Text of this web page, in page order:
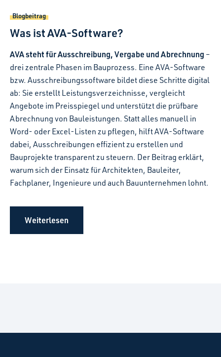
Blogbeitrag
Was ist AVA-Software?
AVA steht für Ausschreibung, Vergabe und Abrechnung –
drei zentrale Phasen im Bauprozess. Eine AVA-Software
bzw. Ausschreibungssoftware bildet diese Schritte digital
ab: Sie erstellt Leistungsverzeichnisse, vergleicht
Angebote im Preisspiegel und unterstützt die prüfbare
Abrechnung von Bauleistungen. Statt alles manuell in
Word- oder Excel-Listen zu pflegen, hilft AVA-Software
dabei, Ausschreibungen effizient zu erstellen und
Bauprojekte transparent zu steuern. Der Beitrag erklärt,
warum sich der Einsatz für Architekten, Bauleiter,
Fachplaner, Ingenieure und auch Bauunternehmen lohnt.
Weiterlesen